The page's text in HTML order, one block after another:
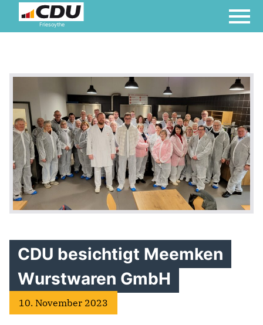
Friesoythe
CDU besichtigt Meemken
Wurstwaren GmbH
10. November 2023